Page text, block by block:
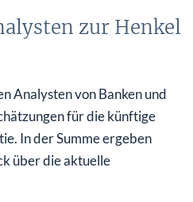
zur Henkel
Analysten von Banken und
für die künftige
In der Summe ergeben
über die aktuelle